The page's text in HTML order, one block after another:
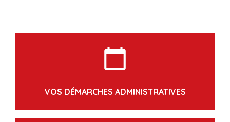
calendar_today
VOS DÉMARCHES ADMINISTRATIVES